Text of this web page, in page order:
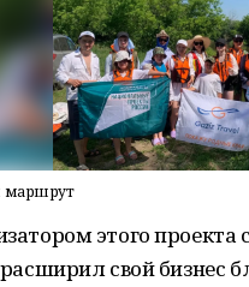
маршрут
этого
свой бизнес